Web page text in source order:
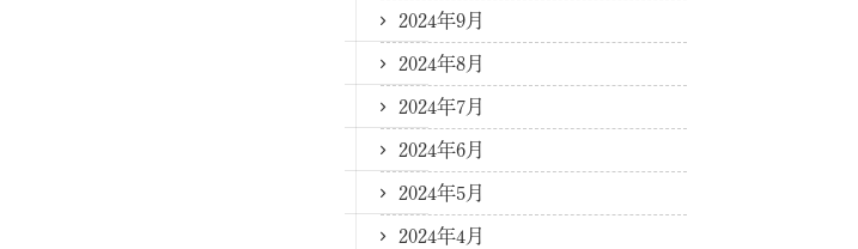
2024年9月
2024年8月
2024年7月
2024年6月
2024年5月
2024年4月